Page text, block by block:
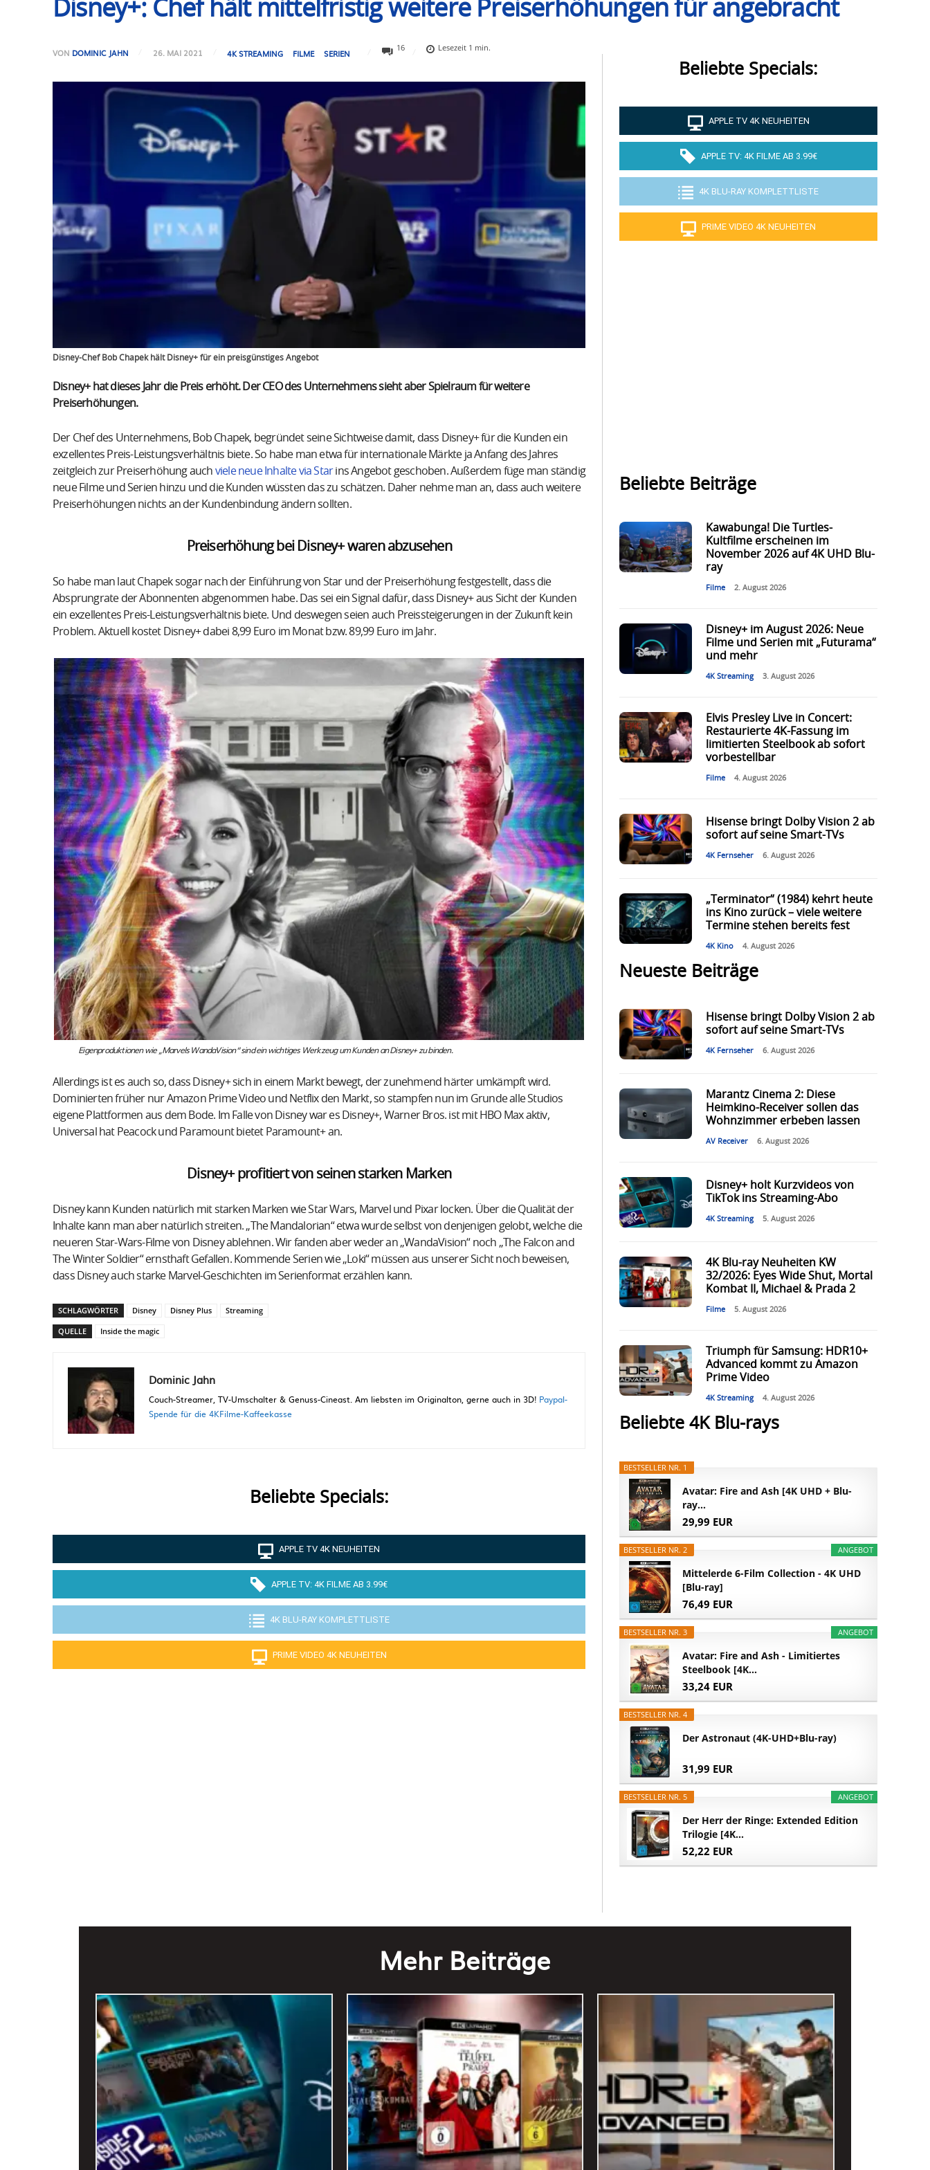
Disney+: Chef hält mittelfristig weitere Preiserhöhungen für angebracht
VON DOMINIC JAHN 26. MAI 2021 4K STREAMING FILME SERIEN
16 Lesezeit 1 min.
Disney-Chef Bob Chapek hält Disney+ für ein preisgünstiges Angebot
Disney+ hat dieses Jahr die Preis erhöht. Der CEO des Unternehmens sieht aber Spielraum für weitere
Preiserhöhungen.
Der Chef des Unternehmens, Bob Chapek, begründet seine Sichtweise damit, dass Disney+ für die Kunden ein
exzellentes Preis-Leistungsverhältnis biete. So habe man etwa für internationale Märkte ja Anfang des Jahres
zeitgleich zur Preiserhöhung auch viele neue Inhalte via Starins Angebot geschoben. Außerdem füge man ständig
neue Filme und Serien hinzu und die Kunden wüssten das zu schätzen. Daher nehme man an, dass auch weitere
Preiserhöhungen nichts an der Kundenbindung ändern sollten.
Preiserhöhung bei Disney+ waren abzusehen
So habe man laut Chapek sogar nach der Einführung von Star und der Preiserhöhung festgestellt, dass die
Absprungrate der Abonnenten abgenommen habe. Das sei ein Signal dafür, dass Disney+ aus Sicht der Kunden
ein exzellentes Preis-Leistungsverhältnis biete. Und deswegen seien auch Preissteigerungen in der Zukunft kein
Problem. Aktuell kostet Disney+ dabei 8,99 Euro im Monat bzw. 89,99 Euro im Jahr.
Eigenproduktionen wie „Marvels WandaVision“ sind ein wichtiges Werkzeug um Kunden an Disney+ zu binden.
Allerdings ist es auch so, dass Disney+ sich in einem Markt bewegt, der zunehmend härter umkämpft wird.
Dominierten früher nur Amazon Prime Video und Netflix den Markt, so stampfen nun im Grunde alle Studios
eigene Plattformen aus dem Bode. Im Falle von Disney war es Disney+, Warner Bros. ist mit HBO Max aktiv,
Universal hat Peacock und Paramount bietet Paramount+ an.
Disney+ profitiert von seinen starken Marken
Disney kann Kunden natürlich mit starken Marken wie Star Wars, Marvel und Pixar locken. Über die Qualität der
Inhalte kann man aber natürlich streiten. „The Mandalorian“ etwa wurde selbst von denjenigen gelobt, welche die
neueren Star-Wars-Filme von Disney ablehnen. Wir fanden aber weder an „WandaVision“ noch „The Falcon and
The Winter Soldier“ ernsthaft Gefallen. Kommende Serien wie „Loki“ müssen aus unserer Sicht noch beweisen,
dass Disney auch starke Marvel-Geschichten im Serienformat erzählen kann.
SCHLAGWÖRTER Disney Disney Plus
Streaming
QUELLE
Inside the magic
Dominic Jahn
Couch-Streamer, TV-Umschalter & Genuss-Cineast. Am liebsten im Originalton, gerne auch in 3D! Paypal-
Spende für die 4KFilme-Kaffeekasse
Beliebte Specials:
APPLE TV 4K NEUHEITEN
APPLE TV: 4K FILME AB 3.99€
4K BLU-RAY KOMPLETTLISTE
PRIME VIDEO 4K NEUHEITEN
Beliebte Specials:
APPLE TV 4K NEUHEITEN
APPLE TV: 4K FILME AB 3.99€
4K BLU-RAY KOMPLETTLISTE
PRIME VIDEO 4K NEUHEITEN
Beliebte Beiträge
Kawabunga! Die Turtles-
Kultfilme erscheinen im
November 2026 auf 4K UHD Blu-
ray
Filme 2. August 2026
Disney+ im August 2026: Neue
Filme und Serien mit „Futurama“
und mehr
4K Streaming 3. August 2026
Elvis Presley Live in Concert:
Restaurierte 4K-Fassung im
limitierten Steelbook ab sofort
vorbestellbar
Filme 4. August 2026
Hisense bringt Dolby Vision 2 ab
sofort auf seine Smart-TVs
4K Fernseher 6. August 2026
„Terminator“ (1984) kehrt heute
ins Kino zurück – viele weitere
Termine stehen bereits fest
4K Kino 4. August 2026
Neueste Beiträge
Hisense bringt Dolby Vision 2 ab
sofort auf seine Smart-TVs
4K Fernseher 6. August 2026
Marantz Cinema 2: Diese
Heimkino-Receiver sollen das
Wohnzimmer erbeben lassen
AV Receiver 6. August 2026
Disney+ holt Kurzvideos von
TikTok ins Streaming-Abo
4K Streaming 5. August 2026
4K Blu-ray Neuheiten KW
32/2026: Eyes Wide Shut, Mortal
Kombat II, Michael & Prada 2
Filme 5. August 2026
Triumph für Samsung: HDR10+
Advanced kommt zu Amazon
Prime Video
4K Streaming 4. August 2026
Beliebte 4K Blu-rays
BESTSELLER NR. 1
Avatar: Fire and Ash [4K UHD + Blu-
ray...
29,99 EUR
ANGEBOT
BESTSELLER NR. 2
Mittelerde 6-Film Collection - 4K UHD
[Blu-ray]
76,49 EUR
ANGEBOT
BESTSELLER NR. 3
Avatar: Fire and Ash - Limitiertes
Steelbook [4K...
33,24 EUR
BESTSELLER NR. 4
Der Astronaut (4K-UHD+Blu-ray)
31,99 EUR
ANGEBOT
BESTSELLER NR. 5
Der Herr der Ringe: Extended Edition
Trilogie [4K...
52,22 EUR
Mehr Beiträge